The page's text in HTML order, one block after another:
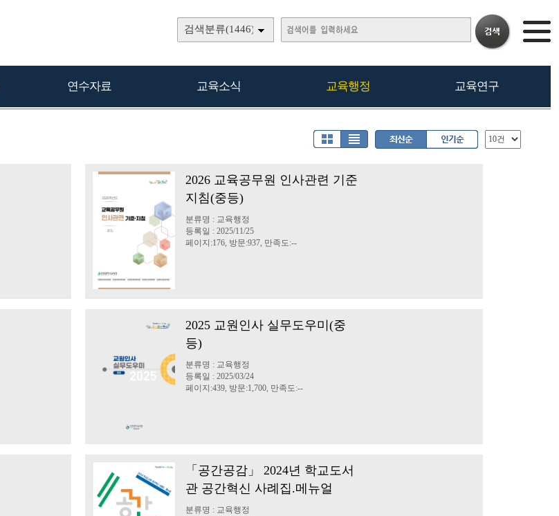
검색분류(1446)
연수자료 교육소식 교육행정 교육연구
2026 교육공무원 인사관련 기준
지침(중등)
분류명 : 교육행정
등록일 : 2025/11/25
페이지:176, 방문:937, 만족도:--
2025 교원인사 실무도우미(중
등)
분류명 : 교육행정
등록일 : 2025/03/24
페이지:439, 방문:1,700, 만족도:--
「공간공감」 2024년 학교도서
관 공간혁신 사례집.메뉴얼
분류명 : 교육행정